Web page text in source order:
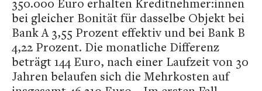
350.000 Euro erhalten Kreditnehmer:innen
bei gleicher Bonität für dasselbe Objekt bei
Bank A 3,55 Prozent effektiv und bei Bank B
4,22 Prozent. Die monatliche Differenz
beträgt 144 Euro, nach einer Laufzeit von 30
Jahren belaufen sich die Mehrkosten auf